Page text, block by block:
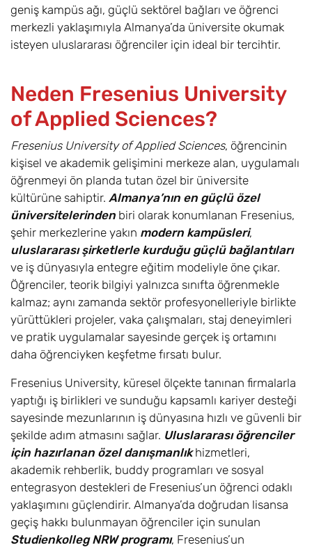
geniş kampüs ağı, güçlü sektörel bağları ve öğrenci
merkezli yaklaşımıyla Almanya’da üniversite okumak
isteyen uluslararası öğrenciler için ideal bir tercihtir.
Neden Fresenius University
of Applied Sciences?
Fresenius University of Applied Sciences, öğrencinin
kişisel ve akademik gelişimini merkeze alan, uygulamalı
öğrenmeyi ön planda tutan özel bir üniversite
kültürüne sahiptir. Almanya’nın en güçlü özel
üniversitelerinden biri olarak konumlanan Fresenius,
şehir merkezlerine yakın modern kampüsleri,
uluslararası şirketlerle kurduğu güçlü bağlantıları
ve iş dünyasıyla entegre eğitim modeliyle öne çıkar.
Öğrenciler, teorik bilgiyi yalnızca sınıfta öğrenmekle
kalmaz; aynı zamanda sektör profesyonelleriyle birlikte
yürüttükleri projeler, vaka çalışmaları, staj deneyimleri
ve pratik uygulamalar sayesinde gerçek iş ortamını
daha öğrenciyken keşfetme fırsatı bulur.
Fresenius University, küresel ölçekte tanınan firmalarla
yaptığı iş birlikleri ve sunduğu kapsamlı kariyer desteği
sayesinde mezunlarının iş dünyasına hızlı ve güvenli bir
şekilde adım atmasını sağlar. Uluslararası öğrenciler
için hazırlanan özel danışmanlıkhizmetleri,
akademik rehberlik, buddy programları ve sosyal
entegrasyon destekleri de Fresenius’un öğrenci odaklı
yaklaşımını güçlendirir. Almanya’da doğrudan lisansa
geçiş hakkı bulunmayan öğrenciler için sunulan
Studienkolleg NRW programı, Fresenius’un